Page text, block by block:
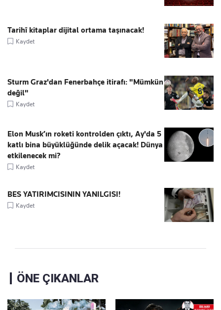
Tarihî kitaplar dijital ortama taşınacak!
Kaydet
Sturm Graz'dan Fenerbahçe itirafı: "Mümkün
değil"
Kaydet
Elon Musk’ın roketi kontrolden çıktı, Ay'da 5
katlı bina büyüklüğünde delik açacak! Dünya
etkilenecek mi?
Kaydet
BES YATIRIMCISININ YANILGISI!
Kaydet
ÖNE ÇIKANLAR